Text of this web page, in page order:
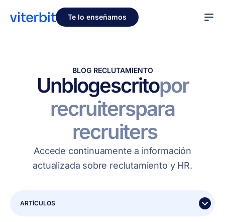
Te lo enseñamos
BLOG RECLUTAMIENTO
Unblogescritopor
recruiterspara
recruiters
Accede continuamente a información
actualizada sobre reclutamiento y HR.
ARTÍCULOS